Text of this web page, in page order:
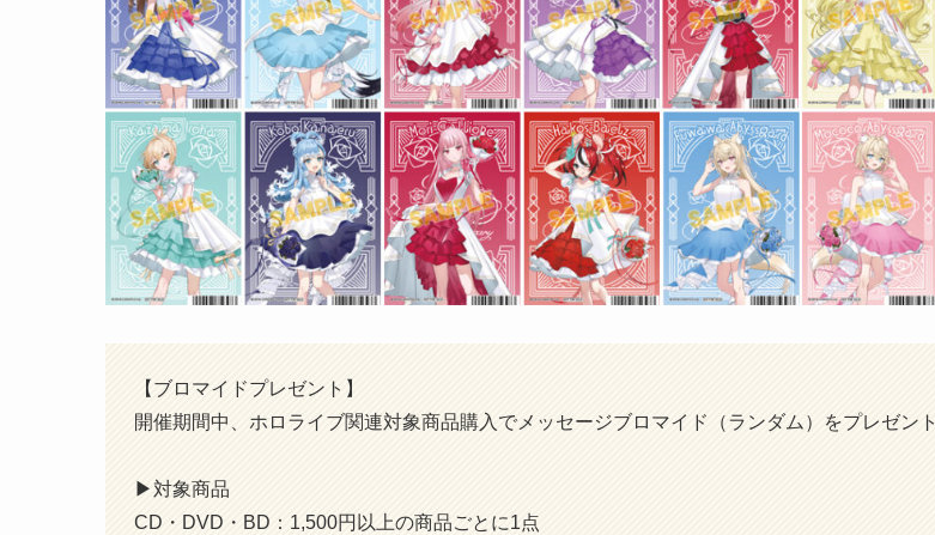
【ブロマイドプレゼント】
開催期間中、ホロライブ関連対象商品購入でメッセージブロマイド（ランダム）をプレゼント
▶︎対象商品
CD・DVD・BD：1,500円以上の商品ごとに1点